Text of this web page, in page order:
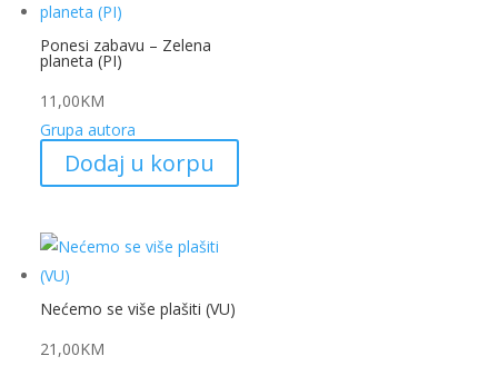
Ponesi zabavu – Zelena
planeta (PI)
11,00KM
Grupa autora
Dodaj u korpu
Nećemo se više plašiti (VU)
21,00KM